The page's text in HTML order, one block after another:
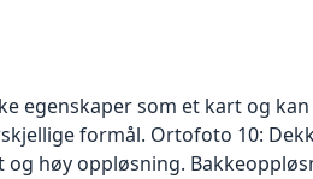
egenskaper som et kart og
formål. Ortofoto 10:
høy oppløsning.